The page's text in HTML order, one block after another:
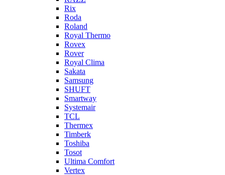
Rix
Roda
Roland
Royal Thermo
Rovex
Rover
Royal Clima
Sakata
Samsung
SHUFT
Smartway
Systemair
TCL
Thermex
Timberk
Toshiba
Tosot
Ultima Comfort
Vertex